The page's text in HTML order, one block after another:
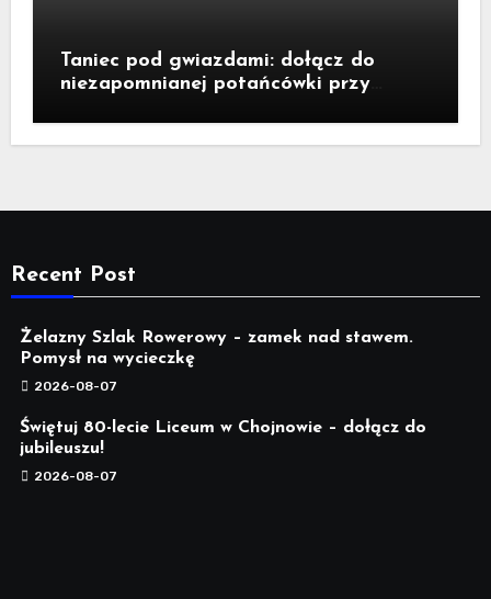
Taniec pod gwiazdami: dołącz do
niezapomnianej potańcówki przy
Recent Post
Żelazny Szlak Rowerowy – zamek nad stawem.
Pomysł na wycieczkę
2026-08-07
Świętuj 80-lecie Liceum w Chojnowie – dołącz do
jubileuszu!
2026-08-07